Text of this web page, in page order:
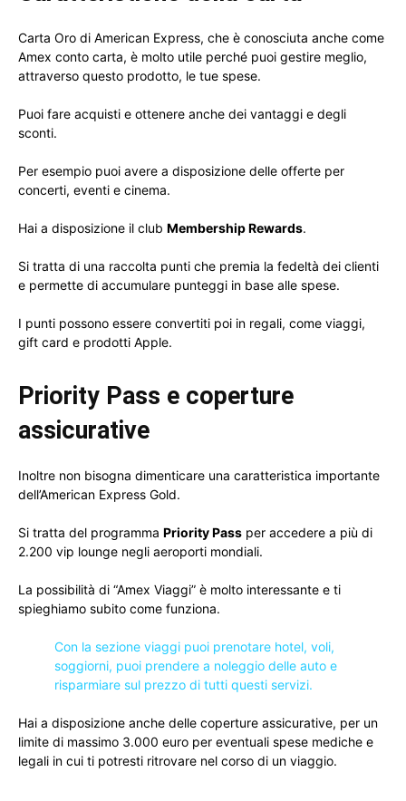
Carta Oro di American Express, che è conosciuta anche come
Amex conto carta, è molto utile perché puoi gestire meglio,
attraverso questo prodotto, le tue spese.
Puoi fare acquisti e ottenere anche dei vantaggi e degli
sconti.
Per esempio puoi avere a disposizione delle offerte per
concerti, eventi e cinema.
Hai a disposizione il club Membership Rewards.
Si tratta di una raccolta punti che premia la fedeltà dei clienti
e permette di accumulare punteggi in base alle spese.
I punti possono essere convertiti poi in regali, come viaggi,
gift card e prodotti Apple.
Priority Pass e coperture
assicurative
Inoltre non bisogna dimenticare una caratteristica importante
dell’American Express Gold.
Si tratta del programma Priority Pass per accedere a più di
2.200 vip lounge negli aeroporti mondiali.
La possibilità di “Amex Viaggi” è molto interessante e ti
spieghiamo subito come funziona.
Con la sezione viaggi puoi prenotare hotel, voli,
soggiorni, puoi prendere a noleggio delle auto e
risparmiare sul prezzo di tutti questi servizi.
Hai a disposizione anche delle coperture assicurative, per un
limite di massimo 3.000 euro per eventuali spese mediche e
legali in cui ti potresti ritrovare nel corso di un viaggio.